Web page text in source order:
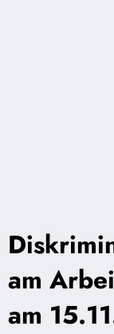
am
am